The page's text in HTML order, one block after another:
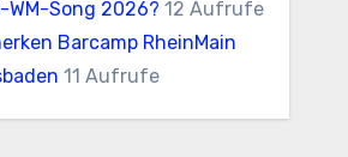
WM-Song 2026? 12 Aufrufe
Barcamp RheinMain
11 Aufrufe